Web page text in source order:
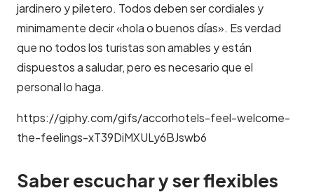
jardinero y piletero. Todos deben ser cordiales y
minimamente decir «hola o buenos días». Es verdad
que no todos los turistas son amables y están
dispuestos a saludar, pero es necesario que el
personal lo haga.
https://giphy.com/gifs/accorhotels-feel-welcome-
the-feelings-xT39DiMXULy6BJswb6
Saber escuchar y ser flexibles